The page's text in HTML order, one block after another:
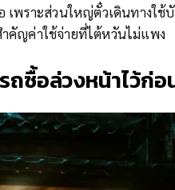
เพราะส่วนใหญ่ตั๋วเดินทางใช้
ำคัญค่าใช้จ่ายที่ไต้หวันไม่แพง
ถซื้อล่วงหน้าไว้ก่อ